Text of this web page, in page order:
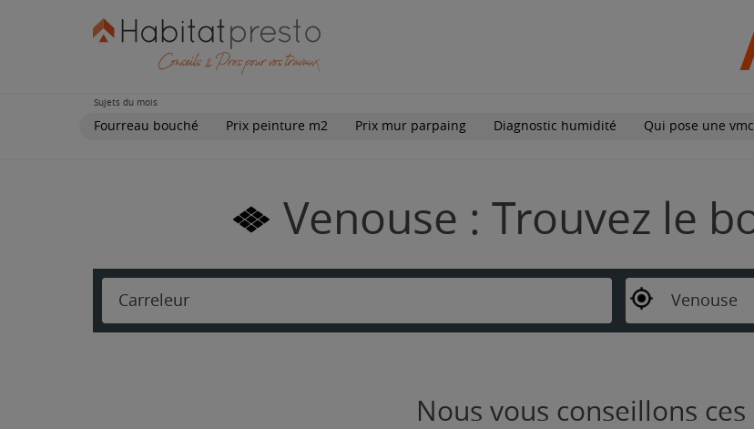
Sujets du mois
Fourreau bouché Prix peinture m2 Prix mur parpaing Diagnostic humidité Qui pose une vmc
Venouse : Trouvez le
Carreleur Venouse
Nous vous conseillons ces